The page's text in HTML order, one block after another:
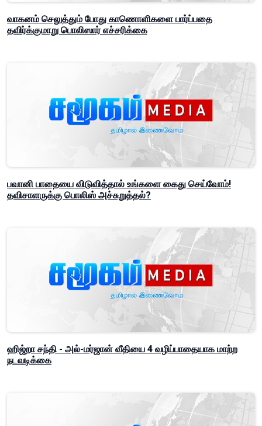
வாகனம் செலுத்தும் போது காணொளிகளை பார்ப்பதை
தவிர்க்குமாறு பொலிஸார் எச்சரிக்கை
பவானி பாதையை விடுவித்தால் உங்களை கைது செய்வோம்!
தவிசாளருக்கு பொலிஸ் அச்சுறுத்தல்?
ஹிஜ்றா சந்தி - அல்-மர்ஜான் வீதியை 4 வழிப்பாதையாக மாற்ற
நடவடிக்கை